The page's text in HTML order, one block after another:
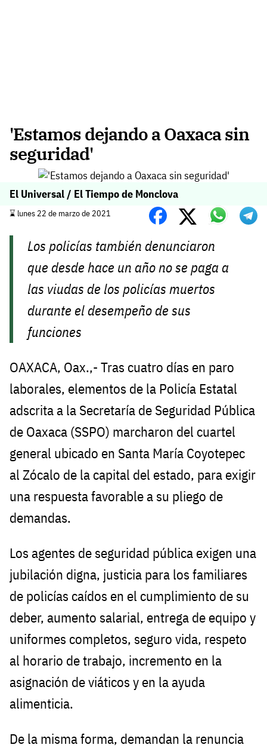
'Estamos dejando a Oaxaca sin
seguridad'
El Universal / El Tiempo de Monclova
⌛️ lunes 22 de marzo de 2021
Los policías también denunciaron
que desde hace un año no se paga a
las viudas de los policías muertos
durante el desempeño de sus
funciones
OAXACA, Oax.,- Tras cuatro días en paro
laborales, elementos de la Policía Estatal
adscrita a la Secretaría de Seguridad Pública
de Oaxaca (SSPO) marcharon del cuartel
general ubicado en Santa María Coyotepec
al Zócalo de la capital del estado, para exigir
una respuesta favorable a su pliego de
demandas.
Los agentes de seguridad pública exigen una
jubilación digna, justicia para los familiares
de policías caídos en el cumplimiento de su
deber, aumento salarial, entrega de equipo y
uniformes completos, seguro vida, respeto
al horario de trabajo, incremento en la
asignación de viáticos y en la ayuda
alimenticia.
De la misma forma, demandan la renuncia